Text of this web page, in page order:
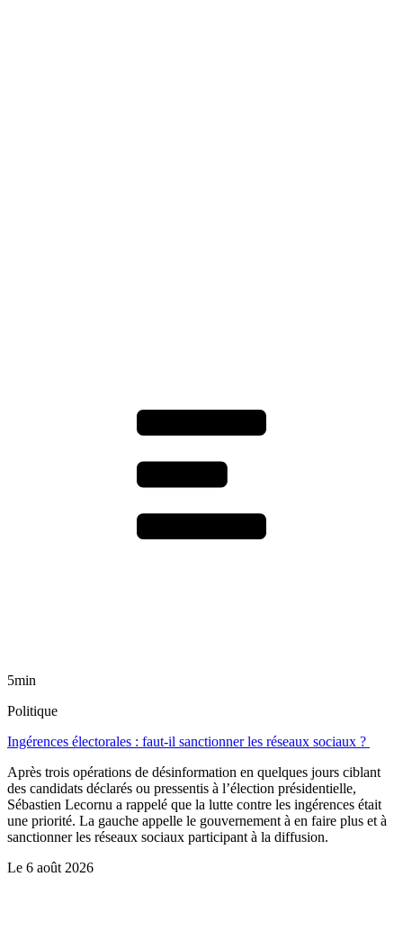
5min
Politique
Ingérences électorales : faut-il sanctionner les réseaux sociaux ?
Après trois opérations de désinformation en quelques jours ciblant
des candidats déclarés ou pressentis à l’élection présidentielle,
Sébastien Lecornu a rappelé que la lutte contre les ingérences était
une priorité. La gauche appelle le gouvernement à en faire plus et à
sanctionner les réseaux sociaux participant à la diffusion.
Le 6 août 2026